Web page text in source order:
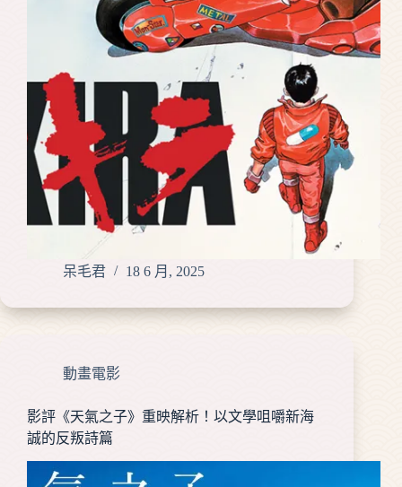
呆毛君 18 6 月, 2025
動畫電影
影評《天氣之子》重映解析！以文學咀嚼新海
誠的反叛詩篇